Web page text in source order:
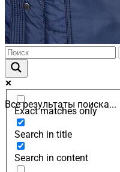
Все результаты поиска...
Exact matches only
Search in title
Search in content